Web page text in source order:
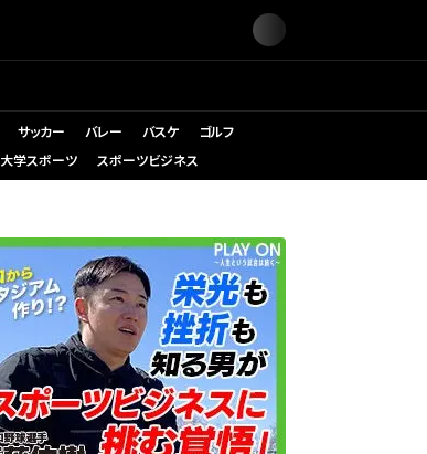
サッカー バレー バスケ
ゴルフ
大学スポーツ スポーツビジネス